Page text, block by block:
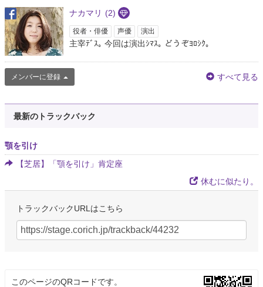
ナカマリ (2)
役者・俳優 声優 演出
主宰ﾃﾞｽ｡ 今回は演出ｼﾏｽ｡ どうぞﾖﾛｼｸ｡
メンバーに登録 すべて見る
最新のトラックバック
顎を引け
【芝居】「顎を引け」肯定座
休むに似たり。
トラックバックURLはこちら
このページのQRコードです。